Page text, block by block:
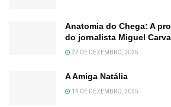
Anatomia do Chega: A
do jornalista Miguel
27 DE DEZEMBRO, 2025
A Amiga Natália
14 DE DEZEMBRO, 2025